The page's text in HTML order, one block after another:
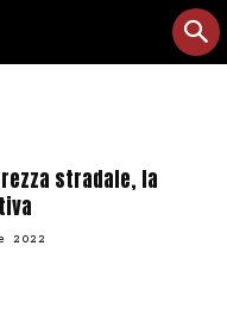
stradale, la
2022